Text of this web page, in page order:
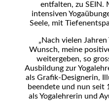
entfalten, zu SEIN.
intensiven
Seele, mit
„Nach vielen
Wunsch, meine
weitergeben, so
Ausbildung zur
als Grafik-Designerin,
beendete und nun seit
als Yogalehrerin und